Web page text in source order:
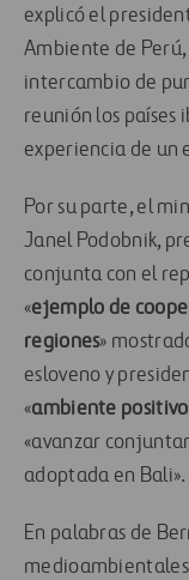
explicó el
Ambiente de
intercambio de
reunión los
experiencia de un
Por su parte, el
Janel Podobnik,
conjunta con el
«ejemplo de
regiones»
esloveno y
«ambiente positivo
«avanzar
adoptada en Bali».
En palabras de